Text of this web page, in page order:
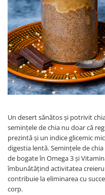
PASTE
CREME ȘI PASTE
CONDIMENTE
CEAIURI GRECEȘTI
CIOCOLATĂ ȘI CACAO
HEALTHY SNACKS
SUPERALIMENTE
LACTATE
PRODUSE ECO / ORGANICE
PRODUSE ROMÂNEȘTI
COSMETICE
REMEDII NATURISTE
TOATE PRODUSELE
Un desert sănătos și potrivit
semințele de chia nu doar că
prezintă și un indice glicemic
digestia lentă. Semințele de
de bogate în Omega 3 și
îmbunătățind activitatea
contribuie la eliminarea cu
corp.